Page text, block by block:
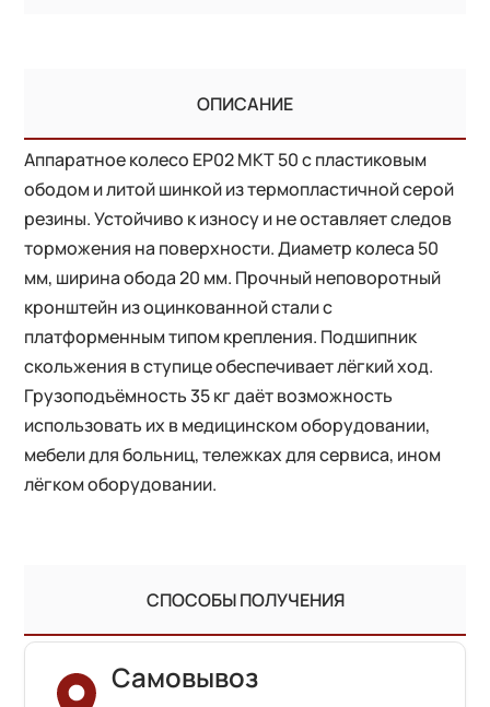
ОПИСАНИЕ
Аппаратное колесо EP02 MKT 50 с пластиковым
ободом и литой шинкой из термопластичной серой
резины. Устойчиво к износу и не оставляет следов
торможения на поверхности. Диаметр колеса 50
мм, ширина обода 20 мм. Прочный неповоротный
кронштейн из оцинкованной стали с
платформенным типом крепления. Подшипник
скольжения в ступице обеспечивает лёгкий ход.
Грузоподъёмность 35 кг даёт возможность
использовать их в медицинском оборудовании,
мебели для больниц, тележках для сервиса, ином
лёгком оборудовании.
СПОСОБЫ ПОЛУЧЕНИЯ
Самовывоз